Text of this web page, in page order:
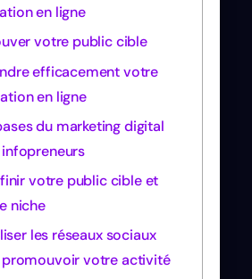
en ligne
votre public cible
efficacement votre
en ligne
du marketing digital
votre public cible et
niche
les réseaux sociaux
votre activité